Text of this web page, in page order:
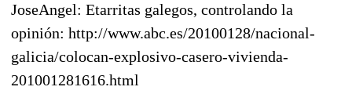
JoseAngel: Etarritas galegos, controlando la
opinión: http://www.abc.es/20100128/nacional-
galicia/colocan-explosivo-casero-vivienda-
201001281616.html